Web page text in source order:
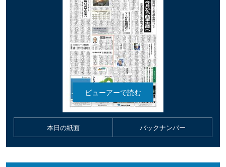
本日の紙面 バックナンバー